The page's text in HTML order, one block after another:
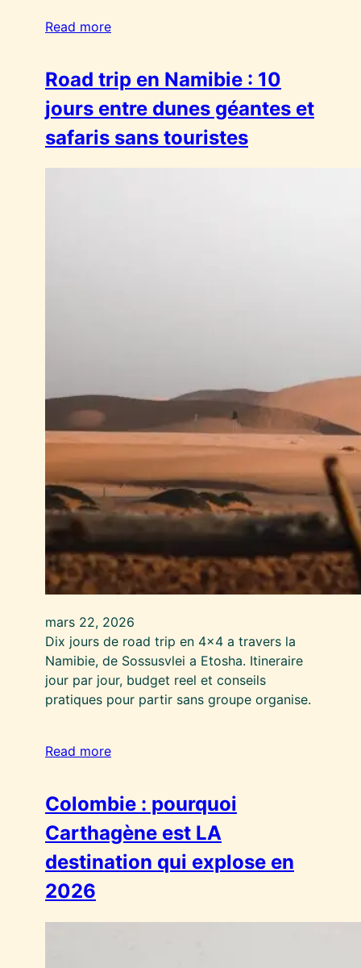
Read more
Road trip en Namibie : 10
jours entre dunes géantes et
safaris sans touristes
mars 22, 2026
Dix jours de road trip en 4×4 a travers la
Namibie, de Sossusvlei a Etosha. Itineraire
jour par jour, budget reel et conseils
pratiques pour partir sans groupe organise.
Read more
Colombie : pourquoi
Carthagène est LA
destination qui explose en
2026